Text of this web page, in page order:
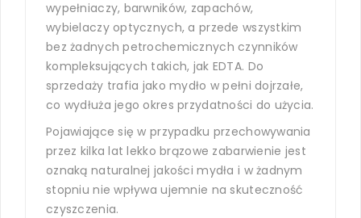
wypełniaczy, barwników, zapachów,
wybielaczy optycznych, a przede wszystkim
bez żadnych petrochemicznych czynników
kompleksujących takich, jak EDTA. Do
sprzedaży trafia jako mydło w pełni dojrzałe,
co wydłuża jego okres przydatności do użycia.
Pojawiające się w przypadku przechowywania
przez kilka lat lekko brązowe zabarwienie jest
oznaką naturalnej jakości mydła i w żadnym
stopniu nie wpływa ujemnie na skuteczność
czyszczenia.